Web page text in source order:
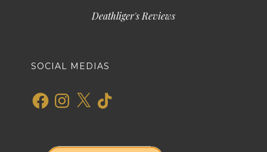
Deathliger's Reviews
SOCIAL MEDIAS
FacebookInstagram
X TikTok